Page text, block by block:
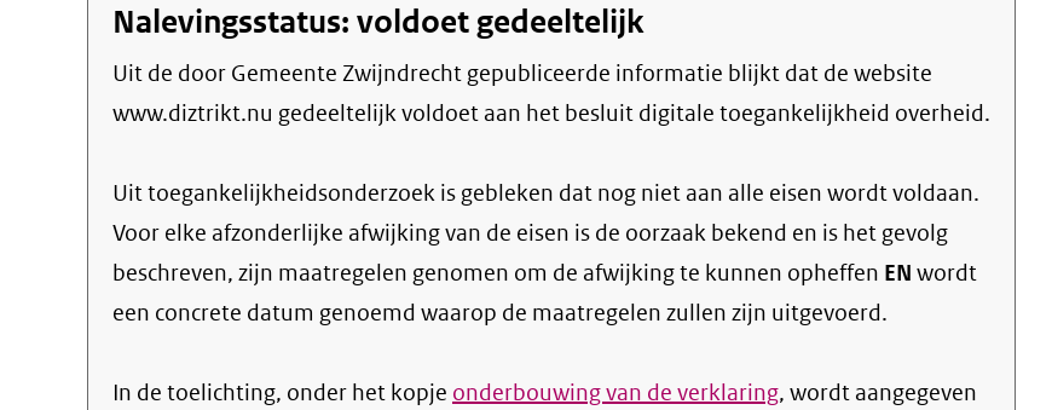
Nalevingsstatus: voldoet gedeeltelijk
Uit de door Gemeente Zwijndrecht gepubliceerde informatie blijkt dat de website
www.diztrikt.nu gedeeltelijk voldoet aan het besluit digitale toegankelijkheid overheid.
Uit toegankelijkheidsonderzoek is gebleken dat nog niet aan alle eisen wordt voldaan.
Voor elke afzonderlijke afwijking van de eisen is de oorzaak bekend en is het gevolg
beschreven, zijn maatregelen genomen om de afwijking te kunnen opheffen EN wordt
een concrete datum genoemd waarop de maatregelen zullen zijn uitgevoerd.
In de toelichting, onder het kopje onderbouwing van de verklaring, wordt aangegeven